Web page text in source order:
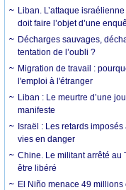
Liban. L’attaque
doit faire l’objet d’une
Décharges sauvages,
tentation de l’oubli ?
Migration de travail :
l'emploi à l'étranger
Liban : Le meurtre d’une
manifeste
Israël : Les retards
vies en danger
Chine. Le militant arrêté au
être libéré
El Niño menace 49